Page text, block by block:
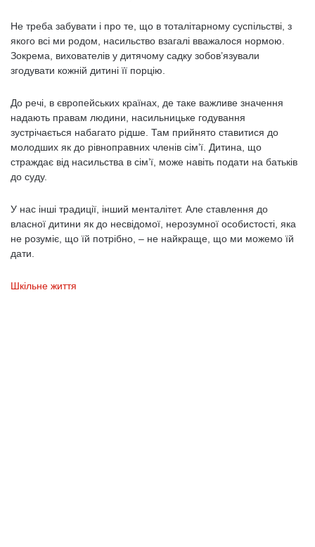
Не треба забувати і про те, що в тоталітарному суспільстві, з
якого всі ми родом, насильство взагалі вважалося нормою.
Зокрема, вихователів у дитячому садку зобов’язували
згодувати кожній дитині її порцію.
До речі, в європейських країнах, де таке важливе значення
надають правам людини, насильницьке годування
зустрічається набагато рідше. Там прийнято ставитися до
молодших як до рівноправних членів сім’ї. Дитина, що
страждає від насильства в сім’ї, може навіть подати на батьків
до суду.
У нас інші традиції, інший менталітет. Але ставлення до
власної дитини як до несвідомої, нерозумної особистості, яка
не розуміє, що їй потрібно, – не найкраще, що ми можемо їй
дати.
Шкільне життя